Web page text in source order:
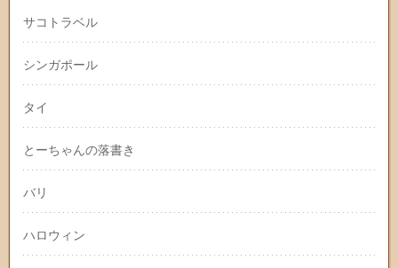
サコトラベル
シンガポール
タイ
とーちゃんの落書き
バリ
ハロウィン